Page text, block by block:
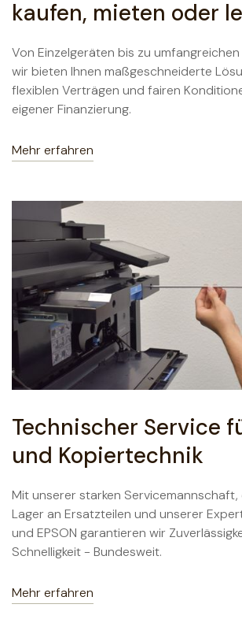
kaufen, mieten oder
Von Einzelgeräten bis zu
wir bieten Ihnen maßgeschneiderte
flexiblen Verträgen und fairen
eigener Finanzierung.
Mehr erfahren
Technischer Service
und Kopiertechnik
Mit unserer starken Servicemannschaft,
Lager an Ersatzteilen und unserer
und EPSON garantieren wir
Schnelligkeit - Bundesweit.
Mehr erfahren